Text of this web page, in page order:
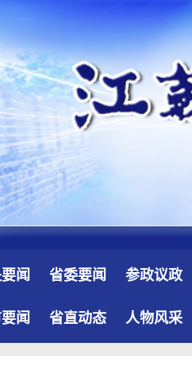
闻 省委要闻 参政议政
闻 省直动态 人物风采